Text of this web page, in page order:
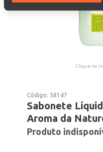
Clique na
Código: 58147
Sabonete
Aroma da
Produto